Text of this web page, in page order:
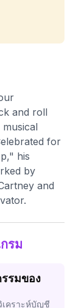
and roll
for
his
by
and
รม
รมของ
เคราะห์บัญชี